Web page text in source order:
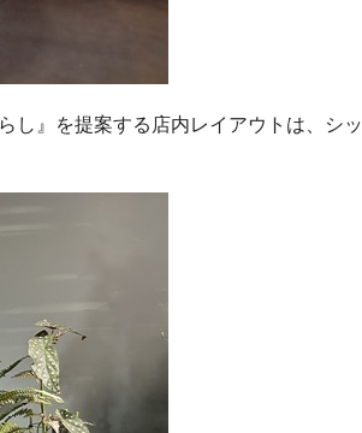
し』を提案する店内レイアウトは、シッ